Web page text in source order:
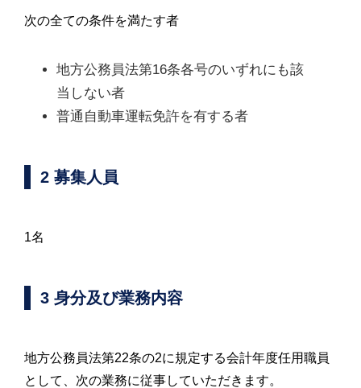
次の全ての条件を満たす者
地方公務員法第16条各号のいずれにも該
当しない者
普通自動車運転免許を有する者
2 募集人員
1名
3 身分及び業務内容
地方公務員法第22条の2に規定する会計年度任用職員
として、次の業務に従事していただきます。